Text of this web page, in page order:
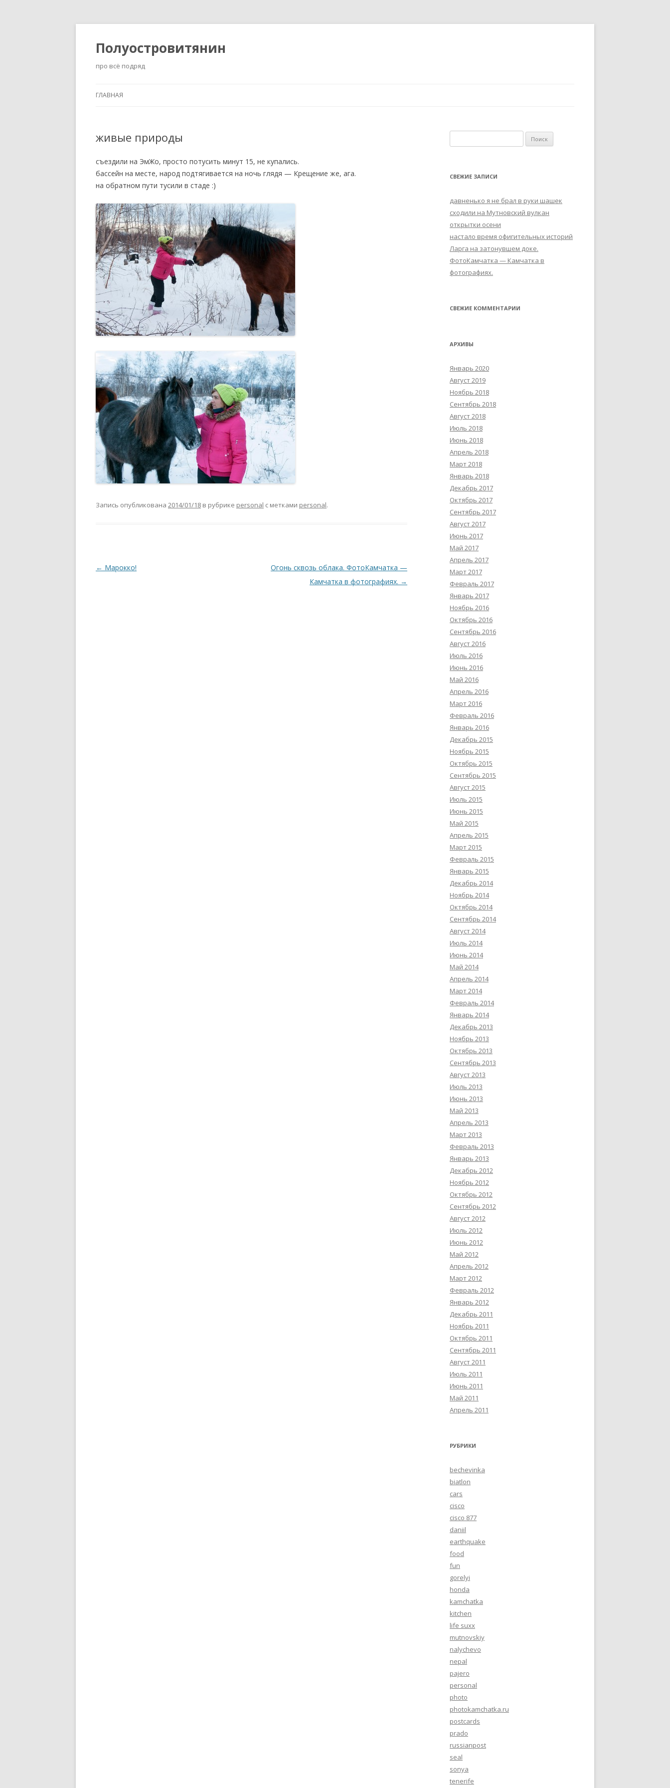
Полуостровитянин
про всё подряд
ГЛАВНАЯ
живые природы
съездили на ЭмЖо, просто потусить минут 15, не купались.
бассейн на месте, народ подтягивается на ночь глядя — Крещение же, ага.
на обратном пути тусили в стаде :)
Запись опубликована 2014/01/18 в рубрике personal с метками personal.
Навигация
← Марокко!
Огонь сквозь облака. ФотоКaмчатка —
Камчатка в фотографиях. →
а
т
СВЕЖИЕ ЗАПИСИ
давненько я не брал в руки шашек
сходили на Мутновский вулкан
открытки осени
настало время офигительных историй
Ларга на затонувшем доке.
ФотоКaмчатка — Камчатка в
фотографиях.
СВЕЖИЕ КОММЕНТАРИИ
АРХИВЫ
Январь 2020
Август 2019
Ноябрь 2018
Сентябрь 2018
Август 2018
Июль 2018
Июнь 2018
Апрель 2018
Март 2018
Январь 2018
Декабрь 2017
Октябрь 2017
Сентябрь 2017
Август 2017
Июнь 2017
Май 2017
Апрель 2017
Март 2017
Февраль 2017
Январь 2017
Ноябрь 2016
Октябрь 2016
Сентябрь 2016
Август 2016
Июль 2016
Июнь 2016
Май 2016
Апрель 2016
Март 2016
Февраль 2016
Январь 2016
Декабрь 2015
Ноябрь 2015
Октябрь 2015
Сентябрь 2015
Август 2015
Июль 2015
Июнь 2015
Май 2015
Апрель 2015
Март 2015
Февраль 2015
Январь 2015
Декабрь 2014
Ноябрь 2014
Октябрь 2014
Сентябрь 2014
Август 2014
Июль 2014
Июнь 2014
Май 2014
Апрель 2014
Март 2014
Февраль 2014
Январь 2014
Декабрь 2013
Ноябрь 2013
Октябрь 2013
Сентябрь 2013
Август 2013
Июль 2013
Июнь 2013
Май 2013
Апрель 2013
Март 2013
Февраль 2013
Январь 2013
Декабрь 2012
Ноябрь 2012
Октябрь 2012
Сентябрь 2012
Август 2012
Июль 2012
Июнь 2012
Май 2012
Апрель 2012
Март 2012
Февраль 2012
Январь 2012
Декабрь 2011
Ноябрь 2011
Октябрь 2011
Сентябрь 2011
Август 2011
Июль 2011
Июнь 2011
Май 2011
Апрель 2011
РУБРИКИ
bechevinka
biatlon
cars
cisco
cisco 877
daniil
earthquake
food
fun
gorelyi
honda
kamchatka
kitchen
life suxx
mutnovskiy
nalychevo
nepal
pajero
personal
photo
photokamchatka.ru
postcards
prado
russianpost
seal
sonya
tenerife